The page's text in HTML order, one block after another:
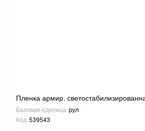
Пленка армир.
Базовая единица рул
Код 539543